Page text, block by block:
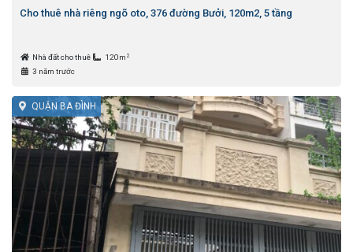
Cho thuê nhà riêng ngõ oto, 376 đường Bưởi, 120m2, 5 tầng
Nhà đất cho thuê 120m 2
3 năm trước
QUẬN BA ĐÌNH